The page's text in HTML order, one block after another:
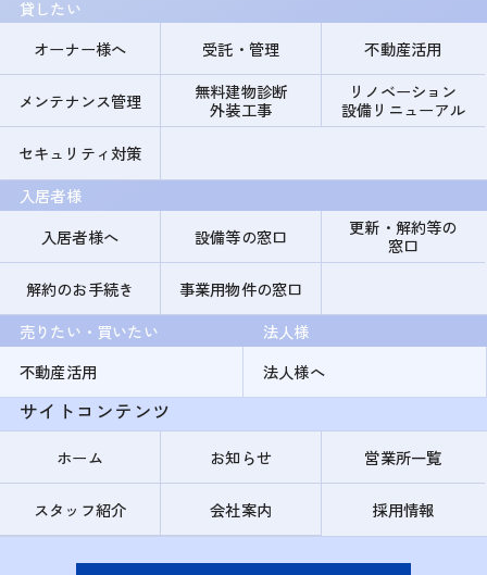
貸したい
オーナー様へ
受託・管理 不動産活用
メンテナンス管理
無料建物診断
外装工事
リノベーション
設備リニューアル
セキュリティ対策
入居者様
入居者様へ
設備等の窓口
更新・解約等の
窓口
解約のお手続き
事業用物件の窓口
売りたい・買いたい
不動産活用
法人様
法人様へ
サイトコンテンツ
ホーム お知らせ 営業所一覧
スタッフ紹介 会社案内 採用情報